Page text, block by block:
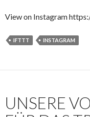
View on Instagram
IFTTT INSTAGRAM
UNSERE